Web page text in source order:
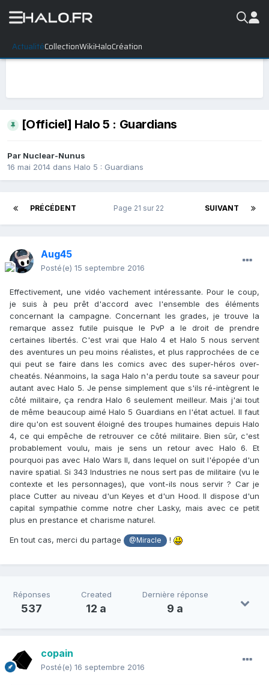
ActualitéCollectionWikiHaloCréation
[Officiel] Halo 5 : Guardians
Par Nuclear-Nunus
16 mai 2014 dans Halo 5 : Guardians
PRÉCÉDENT SUIVANT
Page 21 sur 22
Aug45
Posté(e) 15 septembre 2016
Effectivement, une vidéo vachement intéressante. Pour le coup,
je suis à peu prêt d'accord avec l'ensemble des éléments
concernant la campagne. Concernant les grades, je trouve la
remarque assez futile puisque le PvP a le droit de prendre
certaines libertés. C'est vrai que Halo 4 et Halo 5 nous servent
des aventures un peu moins réalistes, et plus rapprochées de ce
qui peut se faire dans les comics avec des super-héros over-
cheatés. Néanmoins, la saga Halo n'a perdu toute sa saveur pour
autant avec Halo 5. Je pense simplement que s'ils ré-intègrent le
côté militaire, ça rendra Halo 6 seulement meilleur. Mais j'ai tout
de même beaucoup aimé Halo 5 Guardians en l'état actuel. Il faut
dire qu'on est souvent éloigné des troupes humaines depuis Halo
4, ce qui empêche de retrouver ce côté militaire. Bien sûr, c'est
probablement voulu, mais je sens un retour avec Halo 6. Et
pourquoi pas avec Halo Wars II, dans lequel on suit l'épopée d'un
navire spatial. Si 343 Industries ne nous sert pas de militaire (vu le
contexte et les personnages), que vont-ils nous servir ? Car je
place Cutter au niveau d'un Keyes et d'un Hood. Il dispose d'un
capital sympathie comme notre cher Lasky, mais avec ce petit
plus en prestance et charisme naturel.
En tout cas, merci du partage @Miracle !
Réponses
537
Created
12 a
Dernière réponse
9 a
copain
Posté(e) 16 septembre 2016